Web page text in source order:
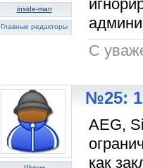
inside-man
Главные редакторы
C
№25: 1
AEG,
как